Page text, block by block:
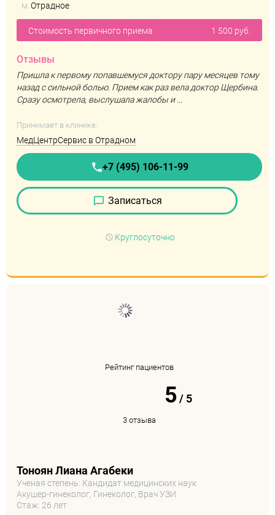
м. Отрадное
Стоимость первичного приема 1 500 руб.
Отзывы
Пришла к первому попавшемуся доктору пару месяцев тому
назад с сильной болью. Прием как раз вела доктор Щербина.
Сразу осмотрела, выслушала жалобы и ...
Принимает в клинике:
МедЦентрСервис в Отрадном
+7 (495) 106-11-99
Записаться
Круглосуточно
Рейтинг пациентов
5/5
3 отзыва
Тоноян Лиана Агабеки
Ученая степень: Кандидат медицинских наук
Акушер-гинеколог, Гинеколог, Врач УЗИ
Стаж: 26 лет